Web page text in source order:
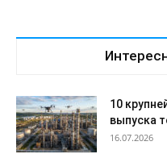
10
выпуска
16.07.2026